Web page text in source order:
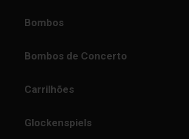
Bombos
Bombos de Concerto
Carrilhões
Glockenspiels